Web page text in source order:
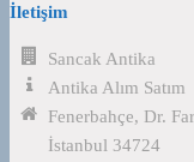
İletişim
Sancak Antika
Antika Alım Satım
Fenerbahçe, Dr.
İstanbul 34724